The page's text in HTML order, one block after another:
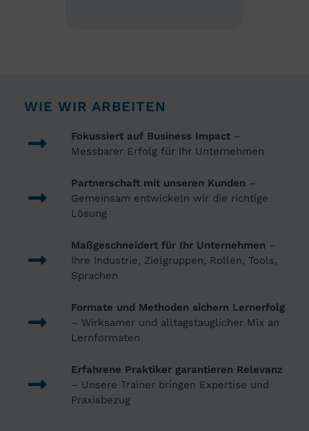
WIE WIR ARBEITEN
Fokussiert auf Business Impact–
Messbarer Erfolg für Ihr Unternehmen
Partnerschaft mit unseren Kunden –
Gemeinsam entwickeln wir die richtige
Lösung
Maßgeschneidert für Ihr Unternehmen –
Ihre Industrie, Zielgruppen, Rollen, Tools,
Sprachen
Formate und Methoden sichern Lernerfolg
– Wirksamer und alltagstauglicher Mix an
Lernformaten
Erfahrene Praktiker garantieren Relevanz
– Unsere Trainer bringen Expertise und
Praxisbezug